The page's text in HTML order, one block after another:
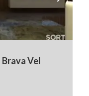
Vel